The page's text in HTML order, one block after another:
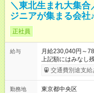
＼東北生まれ大集
ジニアが集まる会社♪
正社員
給与
月給230,040円～
上記額にはみなし
ます。 みなし残
交通費別途支給
勤務地
東京都中央区